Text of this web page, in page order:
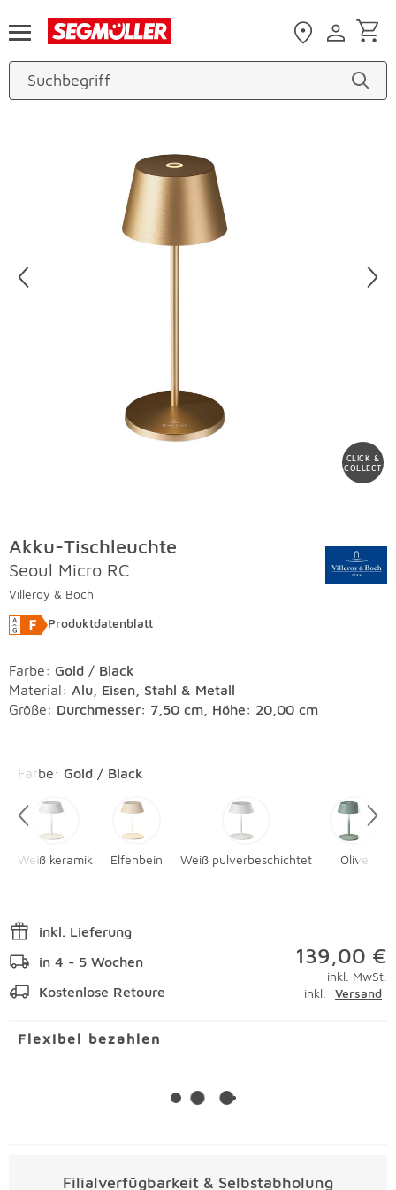
CLICK &
COLLECT
Akku-Tischleuchte
Seoul Micro RC
Villeroy & Boch
Produktdatenblatt
Farbe: Gold / Black
Material: Alu, Eisen, Stahl & Metall
Größe: Durchmesser: 7,50 cm, Höhe: 20,00 cm
Farbe: Gold / Black
Weiß keramik Elfenbein Weiß pulverbeschichtet Olive
inkl. Lieferung
in 4 - 5 Wochen
Kostenlose Retoure
139,00 €
inkl. MwSt.
inkl.
Versand
Flexibel bezahlen
Filialverfügbarkeit & Selbstabholung